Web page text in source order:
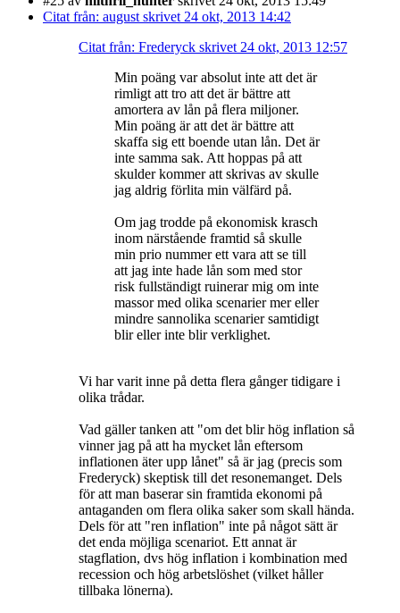
Citat från: august skrivet 24 okt, 2013 14:42
Citat från: Frederyck skrivet 24 okt, 2013 12:57
Min poäng var absolut inte att det är
rimligt att tro att det är bättre att
amortera av lån på flera miljoner.
Min poäng är att det är bättre att
skaffa sig ett boende utan lån. Det är
inte samma sak. Att hoppas på att
skulder kommer att skrivas av skulle
jag aldrig förlita min välfärd på.
Om jag trodde på ekonomisk krasch
inom närstående framtid så skulle
min prio nummer ett vara att se till
att jag inte hade lån som med stor
risk fullständigt ruinerar mig om inte
massor med olika scenarier mer eller
mindre sannolika scenarier samtidigt
blir eller inte blir verklighet.
Vi har varit inne på detta flera gånger tidigare i
olika trådar.
Vad gäller tanken att "om det blir hög inflation så
vinner jag på att ha mycket lån eftersom
inflationen äter upp lånet" så är jag (precis som
Frederyck) skeptisk till det resonemanget. Dels
för att man baserar sin framtida ekonomi på
antaganden om flera olika saker som skall hända.
Dels för att "ren inflation" inte på något sätt är
det enda möjliga scenariot. Ett annat är
stagflation, dvs hög inflation i kombination med
recession och hög arbetslöshet (vilket håller
tillbaka lönerna).